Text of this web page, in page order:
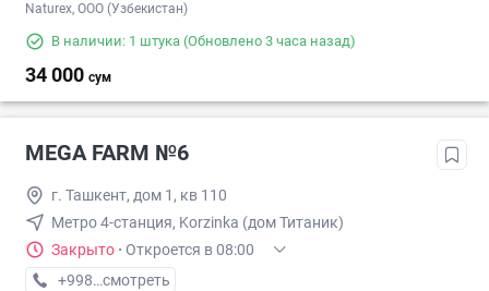
Naturex, OOO (Узбекистан)
В наличии: 1 штука (Обновлено 3 часа назад)
34 000 сум
MEGA FARM №6
г. Ташкент, дом 1, кв 110
Метро 4-станция, Korzinka (дом Титаник)
Закрыто · Откроется в 08:00
+998 (55) XXX-XX-XX
смотреть